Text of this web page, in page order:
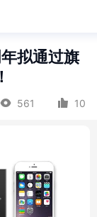
拟通过旗
561 10